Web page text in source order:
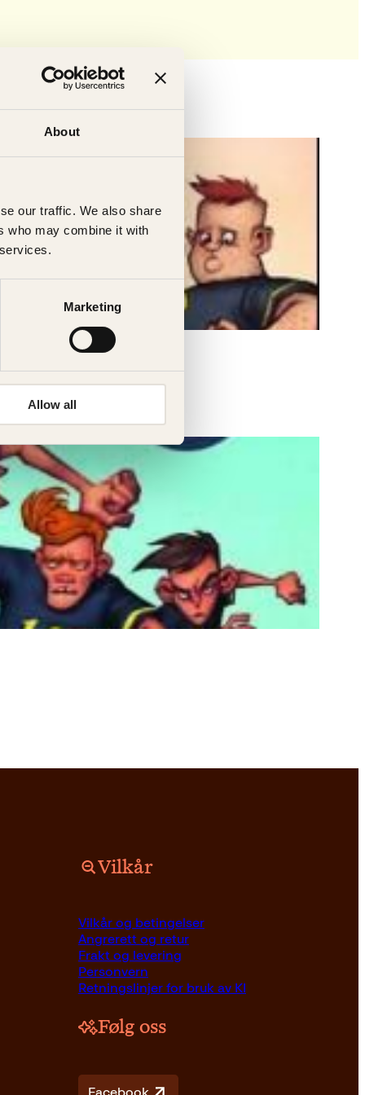
About
our traffic. We also share
who may combine it with
Marketing
Allow all
Vilkår
Vilkår og betingelser
Angrerett og retur
Frakt og levering
Personvern
Retningslinjer for bruk av KI
Følg oss